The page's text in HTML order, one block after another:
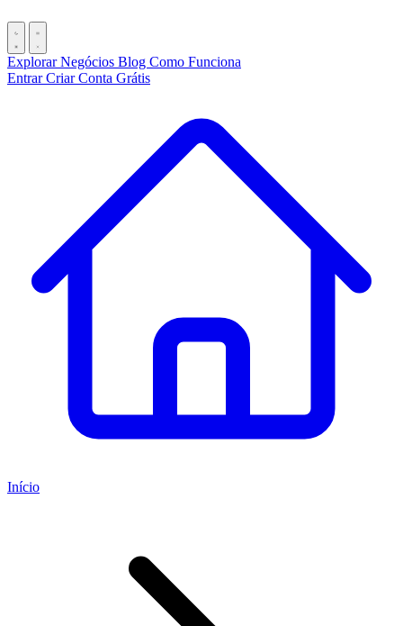
Explorar Negócios Blog Como Funciona
EntrarCriar Conta Grátis
Início